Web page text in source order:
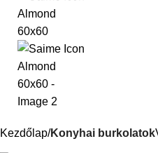
Kezdőlap Konyhai burkolatok